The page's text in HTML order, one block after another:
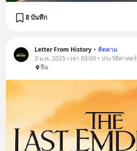
8 บันทึก
Letter From History • ติดตาม
3 ม.ค. 2025 เวลา 03:00 • ประวัติศาสตร์
จีน